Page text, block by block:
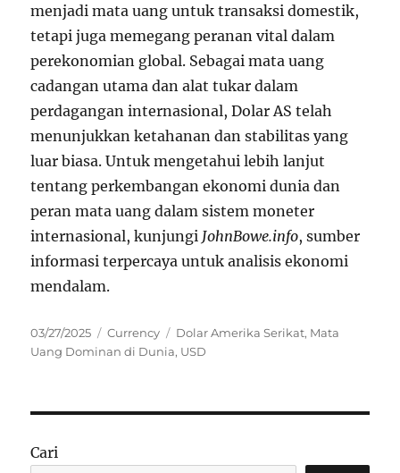
menjadi mata uang untuk transaksi domestik,
tetapi juga memegang peranan vital dalam
perekonomian global. Sebagai mata uang
cadangan utama dan alat tukar dalam
perdagangan internasional, Dolar AS telah
menunjukkan ketahanan dan stabilitas yang
luar biasa. Untuk mengetahui lebih lanjut
tentang perkembangan ekonomi dunia dan
peran mata uang dalam sistem moneter
internasional, kunjungi JohnBowe.info, sumber
informasi terpercaya untuk analisis ekonomi
mendalam.
Posted
on
03/27/2025 Categories
Currency Tags
Dolar Amerika Serikat, Mata
Uang Dominan di Dunia, USD
Cari